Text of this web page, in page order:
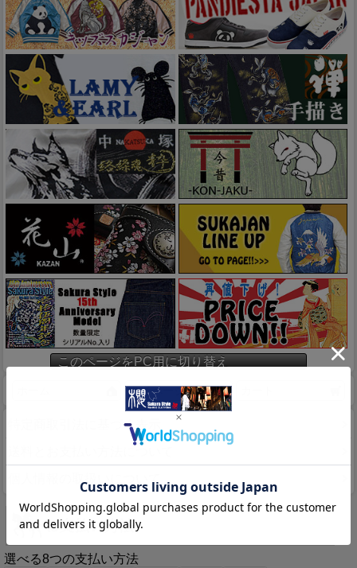
このページをPC用に切り替え
マイページ
特定商取引法に基づく表示
選べる8つの支払い方法